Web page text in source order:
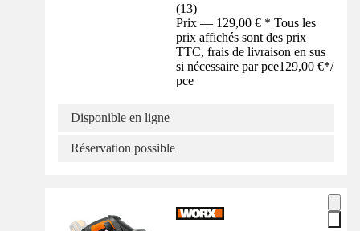
(13)
Prix — 129,00 € * Tous les
prix affichés sont des prix
TTC, frais de livraison en sus
si nécessaire par pce129,00 €*/
pce
Disponible en ligne
Réservation possible